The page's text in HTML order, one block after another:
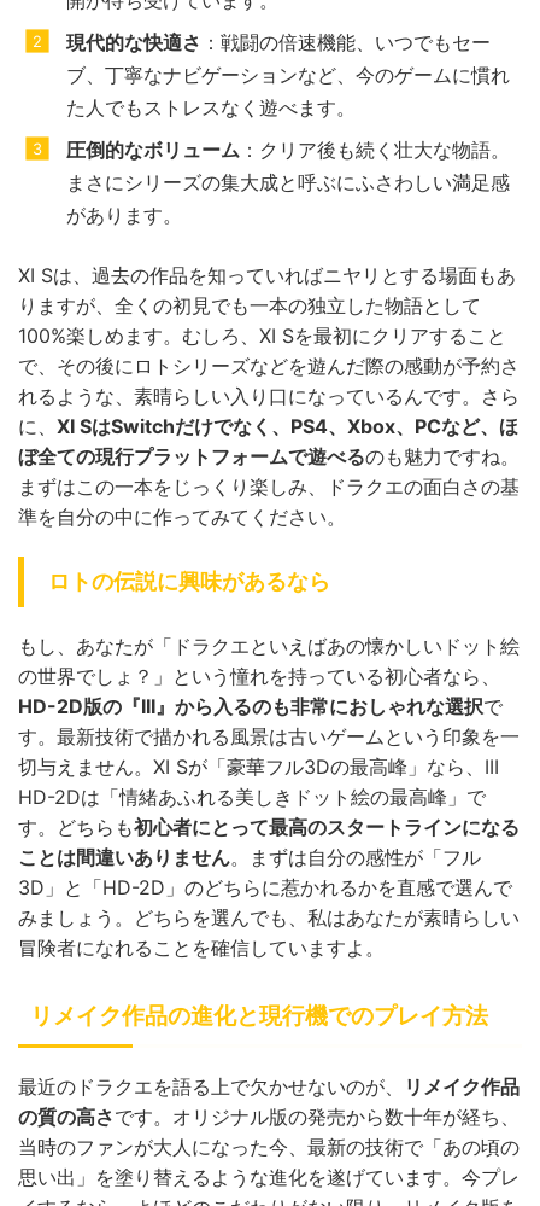
現代的な快適さ ：戦闘の倍速機能、いつでもセー
ブ、丁寧なナビゲーションなど、今のゲームに慣れ
た人でもストレスなく遊べます。
圧倒的なボリューム ：クリア後も続く壮大な物語。
まさにシリーズの集大成と呼ぶにふさわしい満足感
があります。
XI Sは、過去の作品を知っていればニヤリとする場面もあ
りますが、全くの初見でも一本の独立した物語として
100%楽しめます。むしろ、XI Sを最初にクリアすること
で、その後にロトシリーズなどを遊んだ際の感動が予約さ
れるような、素晴らしい入り口になっているんです。さら
に、 XI SはSwitchだけでなく、PS4、Xbox、PCなど、ほ
ぼ全ての現行プラットフォームで遊べるのも魅力ですね。
まずはこの一本をじっくり楽しみ、ドラクエの面白さの基
準を自分の中に作ってみてください。
ロトの伝説に興味があるなら
もし、あなたが「ドラクエといえばあの懐かしいドット絵
の世界でしょ？」という憧れを持っている初心者なら、
HD-2D版の『III』から入るのも非常におしゃれな選択で
す。最新技術で描かれる風景は古いゲームという印象を一
切与えません。XI Sが「豪華フル3Dの最高峰」なら、III
HD-2Dは「情緒あふれる美しきドット絵の最高峰」で
す。どちらも初心者にとって最高のスタートラインになる
ことは間違いありません。まずは自分の感性が「フル
3D」と「HD-2D」のどちらに惹かれるかを直感で選んで
みましょう。どちらを選んでも、私はあなたが素晴らしい
冒険者になれることを確信していますよ。
リメイク作品の進化と現行機でのプレイ方法
最近のドラクエを語る上で欠かせないのが、
リメイク作品
の質の高さです。オリジナル版の発売から数十年が経ち、
当時のファンが大人になった今、最新の技術で「あの頃の
思い出」を塗り替えるような進化を遂げています。今プレ